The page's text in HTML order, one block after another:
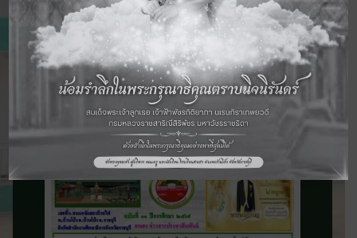
จดหมายข่าว
ประชาสัมพันธ์
ติดตามข่าวสารและความเคลื่อนไหวของ
โรงเรียน